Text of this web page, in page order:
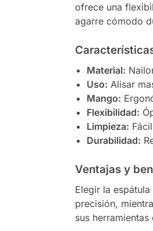
ofrece una
agarre cómodo
Material:
Uso: Alisar
Mango:
Flexibilidad:
Limpieza:
Durabilidad:
Ventajas y
Elegir la
precisión,
sus